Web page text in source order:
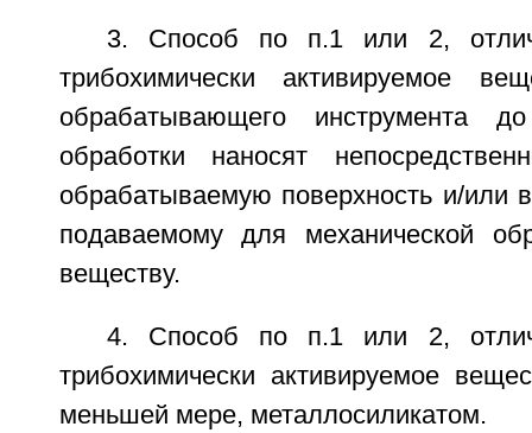
3. Способ по п.1 или 2,
трибохимически активируемое
обрабатывающего инструмента
обработки наносят
обрабатываемую поверхность и/или
подаваемому для механической
веществу.
4. Способ по п.1 или 2,
трибохимически активируемое
меньшей мере, металлосиликатом.